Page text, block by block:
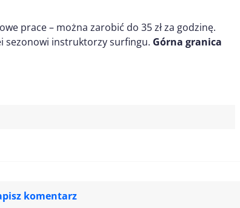
prace – można zarobić do 35 zł za godzinę.
sezonowi instruktorzy surfingu. Górna granica
komentarz